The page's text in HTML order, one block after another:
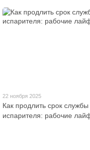
22 ноября 2025
Как продлить срок службы
испарителя: рабочие